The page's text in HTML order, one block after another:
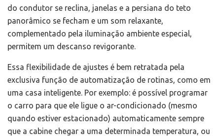
do condutor se reclina, janelas e a persiana do teto
panorâmico se fecham e um som relaxante,
complementado pela iluminação ambiente especial,
permitem um descanso revigorante.
Essa flexibilidade de ajustes é bem retratada pela
exclusiva função de automatização de rotinas, como em
uma casa inteligente. Por exemplo: é possível programar
o carro para que ele ligue o ar-condicionado (mesmo
quando estiver estacionado) automaticamente sempre
que a cabine chegar a uma determinada temperatura, ou